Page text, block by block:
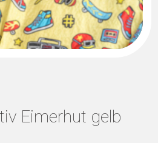
Eimerhut gelb